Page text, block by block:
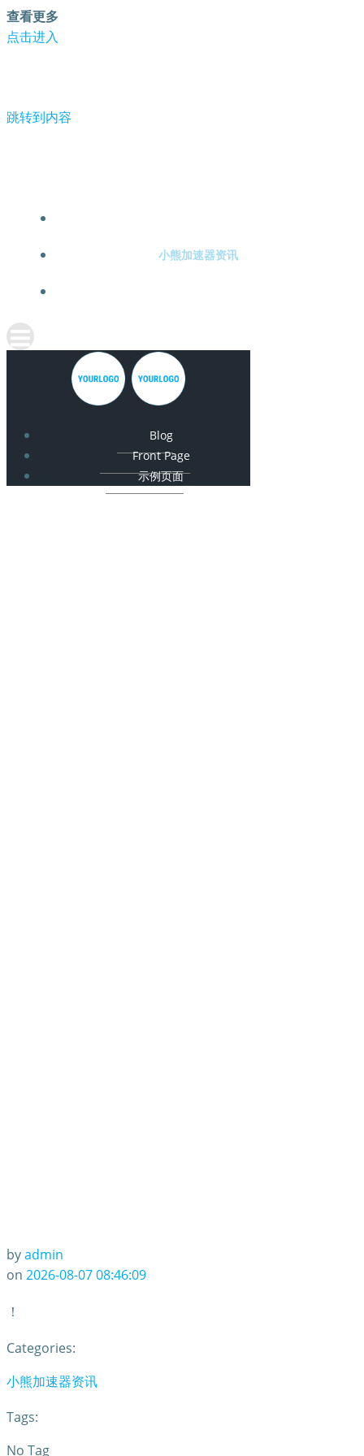
查看更多
点击进入
跳转到内容
小熊加速器资讯
Blog
Front Page
示例页面
byadmin
on 2026-08-07 08:46:09
！
Categories:
小熊加速器资讯
Tags:
No Tag